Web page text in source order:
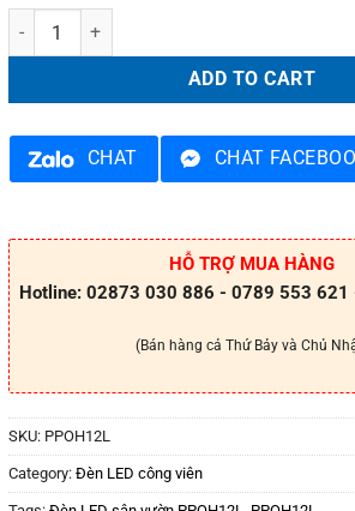
Đèn LED sân vườn PPOH12L quantity
ADD TO CART
CHAT CHAT
HỖ TRỢ MUA HÀNG
Hotline: 02873 030 886 - 0789 553
(Bán hàng cả Thứ Bảy và Chủ
SKU: PPOH12L
Category: Đèn LED công viên